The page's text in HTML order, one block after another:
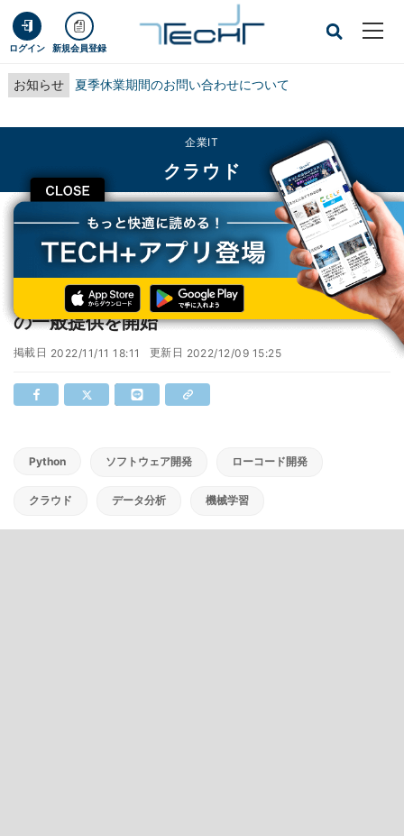
ログイン 新規会員登録
お知らせ 夏季休業期間のお問い合わせについて
CLOSE
企業IT
クラウド
TECH+ 企業IT
クラウド
スノーフレイク、「Snowpark for Python」の一般提供を開始
スノーフレイク、「Snowpark for Python」
の一般提供を開始
掲載日 2022/11/11 18:11 更新日 2022/12/09 15:25
Python ソフトウェア開発 ローコード開発
クラウド データ分析 機械学習